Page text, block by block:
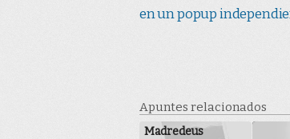
en un popup
Apuntes relacionados
Madredeus